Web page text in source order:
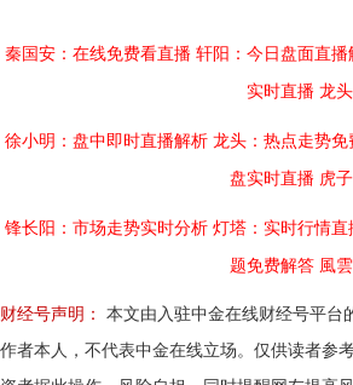
秦国安：在线免费看直播 轩阳：今日盘面直播
实时直播 龙
徐小明：盘中即时直播解析 龙头：热点走势免
盘实时直播 虎
锋长阳：市场走势实时分析 灯塔：实时行情直
题免费解答 風
财经号声明：
本文由入驻中金在线财经号平台
作者本人，不代表中金在线立场。仅供读者参